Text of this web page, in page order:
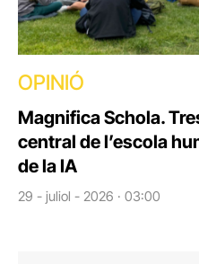
OPINIÓ
Magnifica Schola.
central de l’escola
de la IA
29 - juliol - 2026 · 03:00